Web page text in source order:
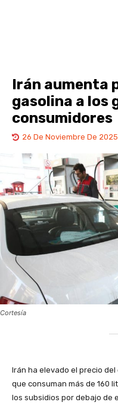
Irán aumenta
gasolina a los
consumidores
26 De Noviembre De 2025
Cortesía
‎Irán ha elevado el precio
que consuman más de 160
los subsidios por debajo de